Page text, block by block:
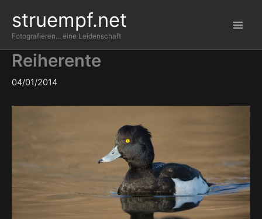
Inhalt
springen
struempf.net
Fotografieren... eine Leidenschaft
Reiherente
04/01/2014